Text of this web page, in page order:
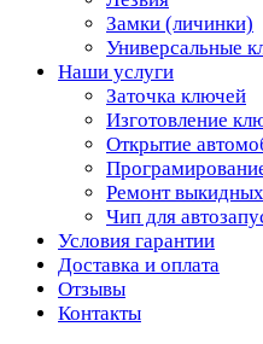
Замки (личинки)
Универсальные
Наши услуги
Заточка ключей
Изготовление
Открытие
Ремонт
Чип для
Условия гарантии
Доставка и оплата
Отзывы
Контакты